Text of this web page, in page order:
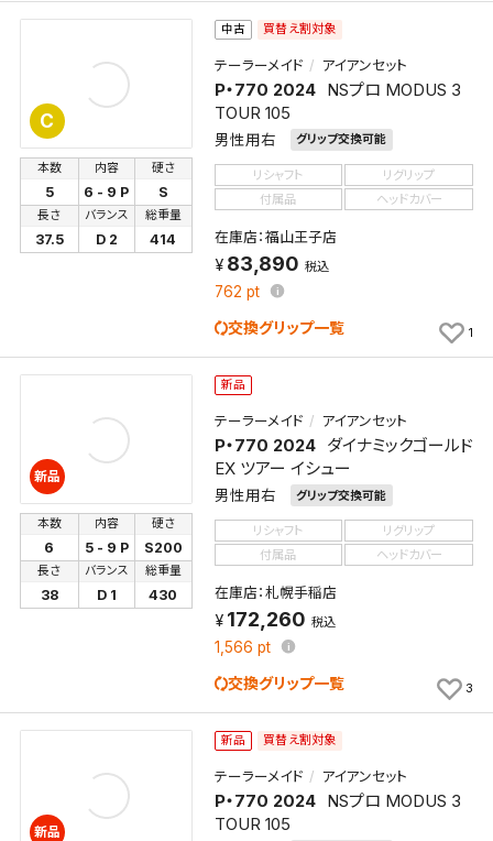
C
中古 買替え割対象
テーラーメイド アイアンセット
P・770 2024
NSプロ MODUS 3
TOUR 105
男性用右 グリップ交換可能
本数
5
内容
6 - 9 P
硬さ
S
長さ
37.5
バランス
D 2
総重量
414
リシャフト
リグリップ
付属品
ヘッドカバー
在庫店：福山王子店
83,890 税込
762 pt
交換グリップ一覧 1
新品
新品
テーラーメイド アイアンセット
P・770 2024
ダイナミックゴールド
EX ツアー イシュー
男性用右 グリップ交換可能
本数
6
内容
5 - 9 P
硬さ
S200
長さ
38
バランス
D 1
総重量
430
リシャフト
リグリップ
付属品
ヘッドカバー
在庫店：札幌手稲店
172,260 税込
1,566 pt
交換グリップ一覧 3
新品
新品 買替え割対象
テーラーメイド アイアンセット
P・770 2024
NSプロ MODUS 3
TOUR 105